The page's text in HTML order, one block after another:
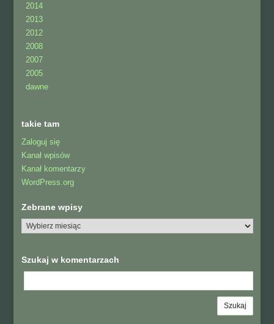
2014
2013
2012
2008
2007
2005
dawne
takie tam
Zaloguj się
Kanał wpisów
Kanał komentarzy
WordPress.org
Zebrane wpisy
Szukaj w komentarzach